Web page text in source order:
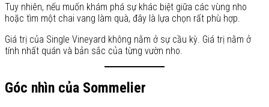
Tuy nhiên, nếu muốn khám phá sự khác biệt giữa các vùng nho
hoặc tìm một chai vang làm quà, đây là lựa chọn rất phù hợp.
Giá trị của Single Vineyard không nằm ở sự cầu kỳ. Giá trị nằm ở
tính nhất quán và bản sắc của từng vườn nho.
Góc nhìn của Sommelier